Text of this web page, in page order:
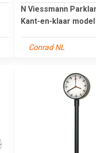
N Viessmann
Kant-en-klaar
Conrad NL